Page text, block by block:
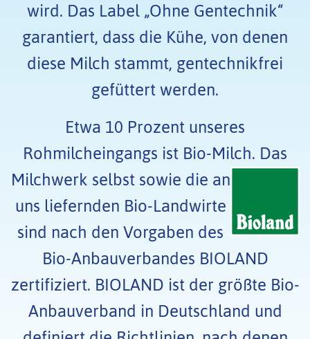
wird. Das Label „Ohne Gentechnik“
garantiert, dass die Kühe, von denen
diese Milch stammt, gentechnikfrei
gefüttert werden.
Etwa 10 Prozent unseres
Rohmilcheingangs ist Bio-Milch. Das
Milchwerk selbst sowie die an
uns liefernden Bio-Landwirte
sind nach den Vorgaben des
Bio-Anbauverbandes BIOLAND
zertifiziert. BIOLAND ist der größte Bio-
Anbauverband in Deutschland und